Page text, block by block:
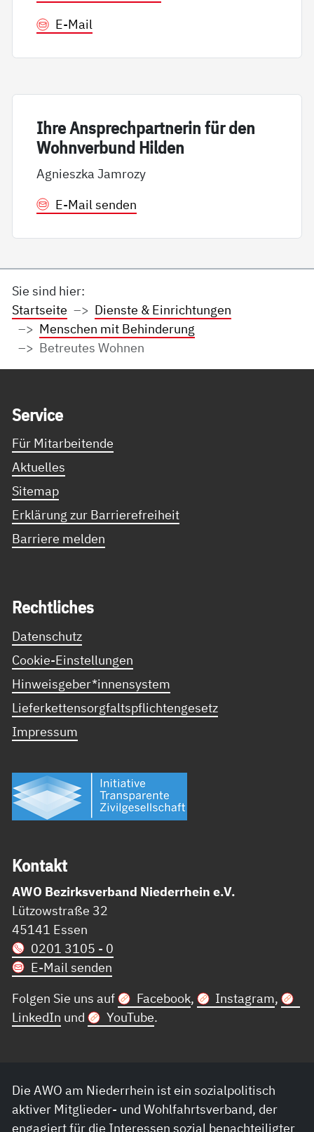
E-Mail
Ih­re An­sp­rech­part­ne­rin für den
Wohn­ver­bund Hil­den
Agnieszka Jamrozy
E-Mail senden
Sie sind hier:
Startseite
Dienste & Einrichtungen
Menschen mit Behinderung
Betreutes Wohnen
Ser­vice
Für Mitarbeitende
Aktuelles
Sitemap
Erklärung zur Barrierefreiheit
Barriere melden
Recht­li­ches
Datenschutz
Cookie-Einstellungen
Hinweisgeber*innensystem
Lieferkettensorgfaltspflichtengesetz
Impressum
Kon­takt
AWO Bezirksverband Niederrhein e.V.
Lützowstraße 32
45141 Essen
0201 3105 - 0
E-Mail senden
Folgen Sie uns auf
Facebook, Instagram,
LinkedIn und YouTube.
Die AWO am Niederrhein ist ein sozialpolitisch
aktiver Mitglieder- und Wohlfahrtsverband, der
engagiert für die Interessen sozial benachteiligter